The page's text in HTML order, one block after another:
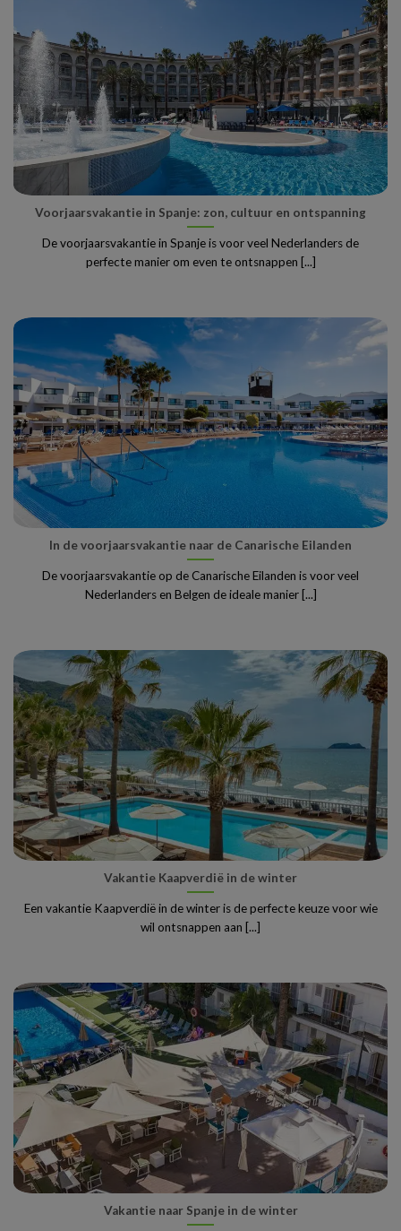
Voorjaarsvakantie in Spanje: zon, cultuur en ontspanning
De voorjaarsvakantie in Spanje is voor veel Nederlanders de
perfecte manier om even te ontsnappen [...]
In de voorjaarsvakantie naar de Canarische Eilanden
De voorjaarsvakantie op de Canarische Eilanden is voor veel
Nederlanders en Belgen de ideale manier [...]
Vakantie Kaapverdië in de winter
Een vakantie Kaapverdië in de winter is de perfecte keuze voor wie
wil ontsnappen aan [...]
Vakantie naar Spanje in de winter